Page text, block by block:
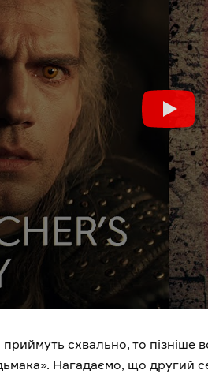
схвально, то
Нагадаємо, що другий